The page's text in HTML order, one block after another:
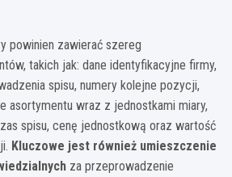
powinien zawierać szereg
takich jak: dane identyfikacyjne firmy,
spisu, numery kolejne pozycji,
asortymentu wraz z jednostkami miary,
spisu, cenę jednostkową oraz wartość
Kluczowe jest również umieszczenie
za przeprowadzenie